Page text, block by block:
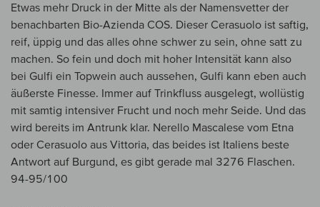
Etwas mehr Druck in der Mitte als der Namensvetter der
benachbarten Bio-Azienda COS. Dieser Cerasuolo ist saftig,
reif, üppig und das alles ohne schwer zu sein, ohne satt zu
machen. So fein und doch mit hoher Intensität kann also
bei Gulfi ein Topwein auch aussehen, Gulfi kann eben auch
äußerste Finesse. Immer auf Trinkfluss ausgelegt, wollüstig
mit samtig intensiver Frucht und noch mehr Seide. Und das
wird bereits im Antrunk klar. Nerello Mascalese vom Etna
oder Cerasuolo aus Vittoria, das beides ist Italiens beste
Antwort auf Burgund, es gibt gerade mal 3276 Flaschen.
94-95/100